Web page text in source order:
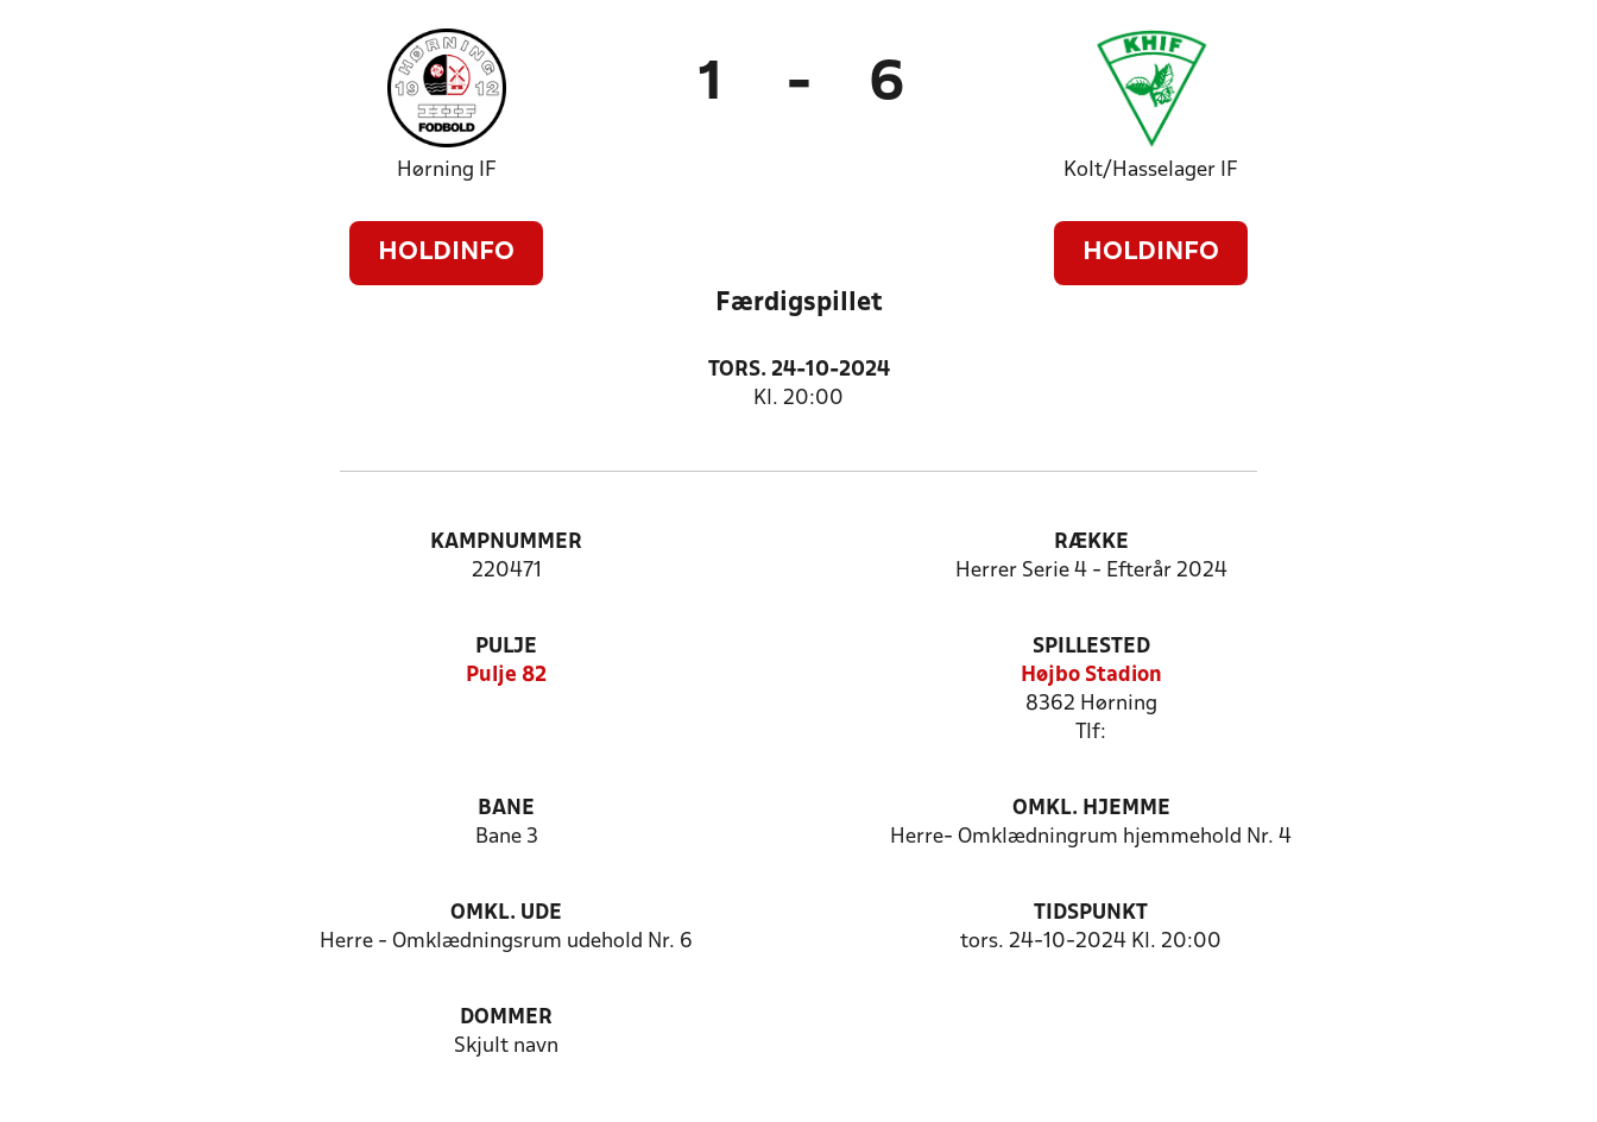
Hørning IF
HOLDINFO
1 - 6
Kolt/Hasselager IF
HOLDINFO
Færdigspillet
TORS. 24-10-2024
Kl. 20:00
KAMPNUMMER
220471
RÆKKE
Herrer Serie 4 - Efterår 2024
PULJE
Pulje 82
SPILLESTED
Højbo Stadion
8362 Hørning
Tlf:
BANE
Bane 3
OMKL. HJEMME
Herre- Omklædningrum hjemmehold Nr. 4
OMKL. UDE
Herre - Omklædningsrum udehold Nr. 6
TIDSPUNKT
tors. 24-10-2024 Kl. 20:00
DOMMER
Skjult navn